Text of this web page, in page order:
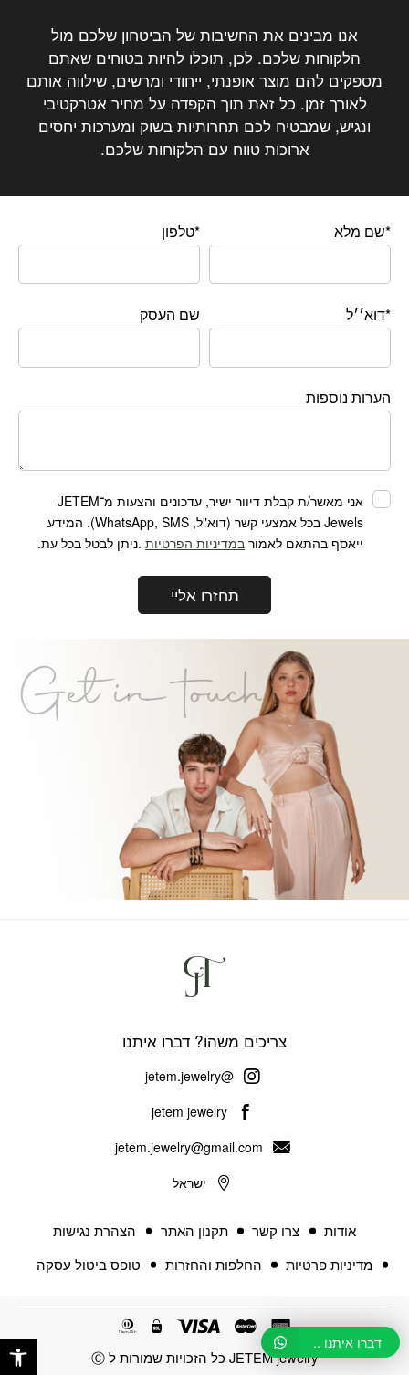
אנו מבינים את החשיבות של הביטחון שלכם מול
הלקוחות שלכם. לכן, תוכלו להיות בטוחים שאתם
מספקים להם מוצר אופנתי, ייחודי ומרשים, שילווה אותם
לאורך זמן. כל זאת תוך הקפדה על מחיר אטרקטיבי
ונגיש, שמבטיח לכם תחרותיות בשוק ומערכות יחסים
ארוכות טווח עם הלקוחות שלכם.
*שם מלא *טלפון
*דוא׳׳ל שם העסק
הערות נוספות
אני מאשר/ת קבלת דיוור ישיר, עדכונים והצעות מ־JETEM
Jewels בכל אמצעי קשר (דוא"ל, WhatsApp, SMS). המידע
ייאסף בהתאם לאמור במדיניות הפרטיות.ניתן לבטל בכל עת.
תחזרו אליי
אודות צרו קשר תקנון האתר
הצהרת נגישות
מדיניות פרטיות
החלפות והחזרות טופס ביטול עסקה
צריכים משהו? דברו איתנו
@jetem.jewelry
jetem jewelry
jetem.jewelry@gmail.com
ישראל
JETEM jewelry כל הזכויות שמורות ל Ⓒ
דברו איתנו ..